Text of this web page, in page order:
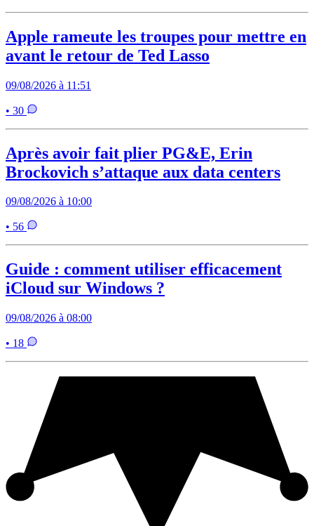
Apple rameute les troupes pour mettre en
avant le retour de Ted Lasso
09/08/2026 à 11:51
• 30
Après avoir fait plier PG&E, Erin
Brockovich s’attaque aux data centers
09/08/2026 à 10:00
• 56
Guide : comment utiliser efficacement
iCloud sur Windows ?
09/08/2026 à 08:00
• 18